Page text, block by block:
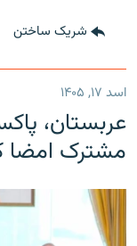
شریک ساختن
اسد ۱۷, ۱۴۰۵
عربستان،
مشترک امضا